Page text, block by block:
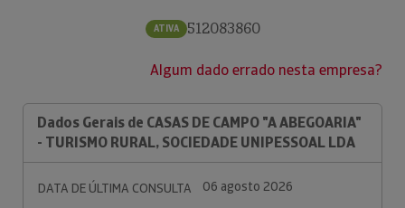
ATIVA 512083860
Algum dado errado nesta empresa?
Dados Gerais de CASAS DE CAMPO "A ABEGOARIA"
- TURISMO RURAL, SOCIEDADE UNIPESSOAL LDA
DATA DE ÚLTIMA CONSULTA
06 agosto 2026